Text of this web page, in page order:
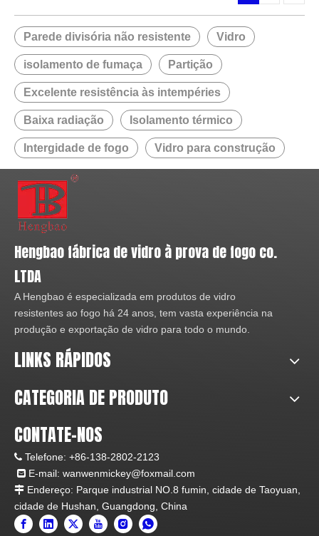
Parede divisória não resistente Vidro
isolamento de fumaça Partição
Excelente resistência às intempéries
Baixa radiação Isolamento térmico
Intergidade de fogo Vidro para construção
Hengbao fábrica de vidro à prova de fogo co.
LTDA
A Hengbao é especializada em produtos de vidro
resistentes ao fogo há 24 anos, tem vasta experiência na
produção e exportação de vidro para todo o mundo.
LINKS RÁPIDOS
CATEGORIA DE PRODUTO
CONTATE-NOS
 Telefone: +86-138-2802-2123
 E-mail: wanwenmickey@foxmail.com
 Endereço: Parque industrial NO.8 fumin, cidade de Taoyuan,
cidade de Hushan, Guangdong, China